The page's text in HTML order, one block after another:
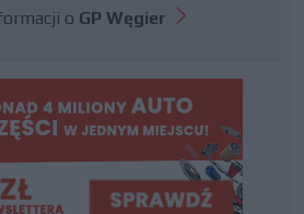
o GP Węgier